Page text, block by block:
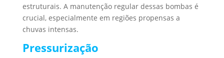
estruturais. A manutenção regular dessas bombas é
crucial, especialmente em regiões propensas a
chuvas intensas.
Pressurização